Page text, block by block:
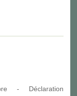
- Déclaration